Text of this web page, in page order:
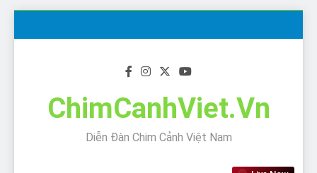
ChimCanhViet.Vn
Diễn Đàn Chim Cảnh Việt Nam